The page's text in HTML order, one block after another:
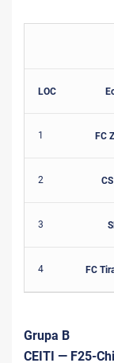
LOC
1 FC
2
3
4 FC
Grupa B
CEITI — F25-